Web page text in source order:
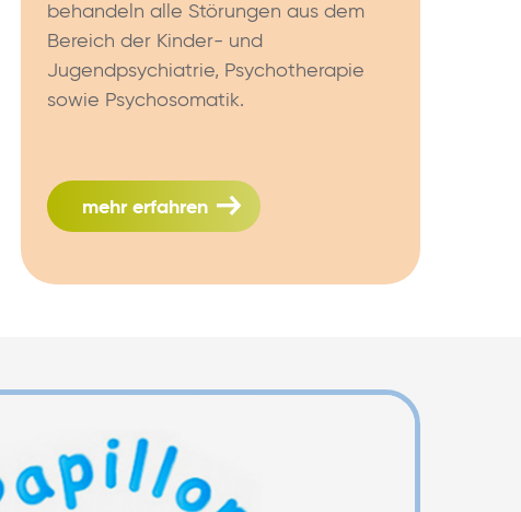
behandeln alle Störungen aus dem
Bereich der Kinder- und
Jugendpsychiatrie, Psychotherapie
sowie Psychosomatik.
mehr erfahren